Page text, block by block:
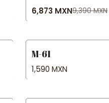
6,873 MXN9,390 MXN
M-61
1,590 MXN